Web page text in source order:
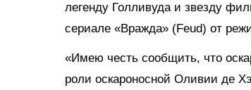
легенду Голливуда и звезду
сериале «Вражда» (Feud) от
«Имею честь сообщить, что
роли оскароносной Оливии де